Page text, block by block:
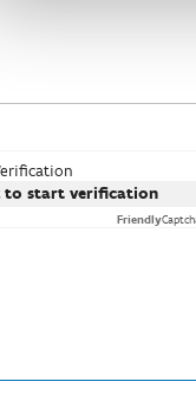
to start verification
Friendly